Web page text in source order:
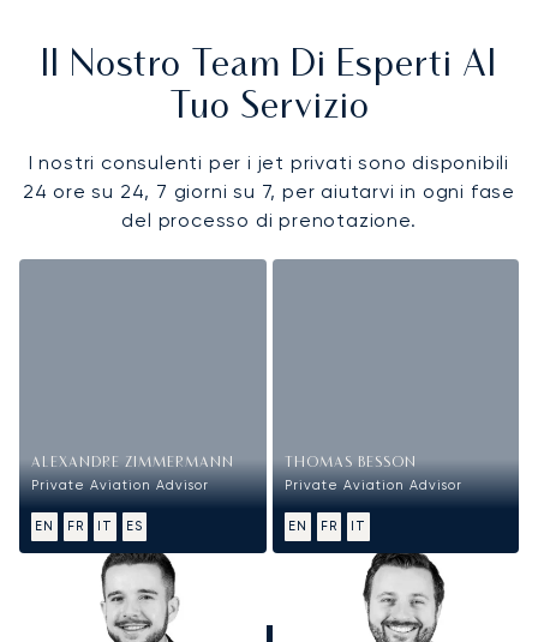
Il Nostro Team Di Esperti Al
Tuo Servizio
I nostri consulenti per i jet privati sono disponibili
24 ore su 24, 7 giorni su 7, per aiutarvi in ogni fase
del processo di prenotazione.
ALEXANDRE ZIMMERMANN
Private Aviation Advisor
EN FR IT ES
THOMAS BESSON
Private Aviation Advisor
EN FR IT